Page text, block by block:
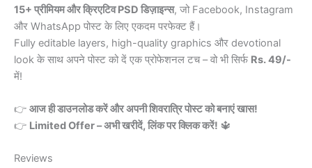
15+ प्रीमियम और क्रिएटिव PSD डिज़ाइन्स, जो Facebook, Instagram
और WhatsApp पोस्ट के लिए एकदम परफेक्ट हैं।
Fully editable layers, high-quality graphics और devotional
look के साथ अपने पोस्ट को दें एक प्रोफेशनल टच – वो भी सिर्फ Rs. 49/-
में!
👉 आज ही डाउनलोड करें और अपनी शिवरात्रि पोस्ट को बनाएं खास!
👉 Limited Offer – अभी खरीदें, लिंक पर क्लिक करें! 🔱
Reviews